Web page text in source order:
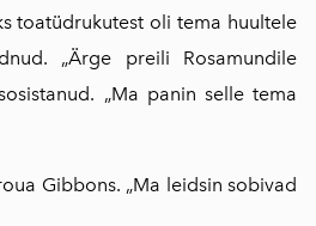
toatüdrukutest oli tema huultele
„Ärge preili Rosamundile
„Ma panin selle tema
Gibbons. „Ma leidsin sobivad